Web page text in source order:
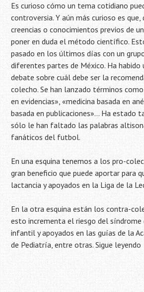
Es curioso cómo un tema cotidiano
controversia. Y aún más curioso es que,
creencias o conocimientos previos de
poner en duda el método científico.
pasado en los últimos días con un
diferentes partes de México. Ha habido
debate sobre cuál debe ser la
colecho. Se han lanzado términos
en evidencias», «medicina basada en
basada en publicaciones»… Ha estado
sólo le han faltado las palabras
fanáticos del futbol.
En una esquina tenemos a los pro-
gran beneficio que puede aportar para
lactancia y apoyados en la Liga de la
En la otra esquina están los contra-
esto incrementa el riesgo del
infantil y apoyados en las guías de la
de Pediatría, entre otras.Sigue leyendo